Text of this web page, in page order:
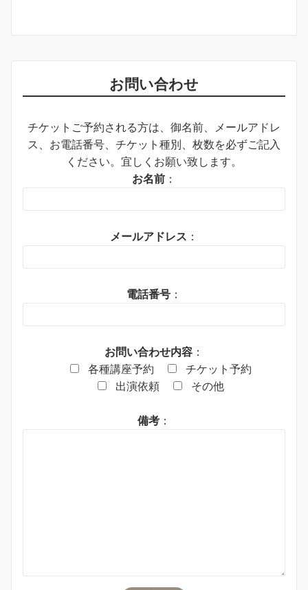
お問い合わせ
チケットご予約される方は、御名前、メールアドレ
ス、お電話番号、チケット種別、枚数を必ずご記入
ください。宜しくお願い致します。
お名前 ：
メールアドレス ：
電話番号 ：
お問い合わせ内容 ：
各種講座予約
チケット予約
出演依頼
その他
備考 ：